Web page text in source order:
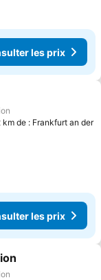
les prix
favoris
de : Frankfurt an der
les prix
favoris